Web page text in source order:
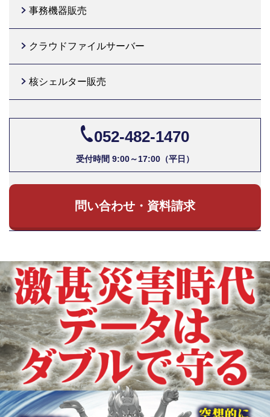
事務機器販売
クラウドファイルサーバー
核シェルター販売
052-482-1470
受付時間 9:00～17:00（平日）
問い合わせ・資料請求